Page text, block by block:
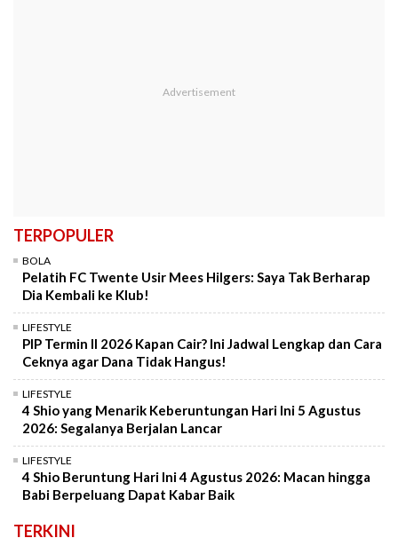
TERPOPULER
BOLA
Pelatih FC Twente Usir Mees Hilgers: Saya Tak Berharap
Dia Kembali ke Klub!
LIFESTYLE
PIP Termin II 2026 Kapan Cair? Ini Jadwal Lengkap dan Cara
Ceknya agar Dana Tidak Hangus!
LIFESTYLE
4 Shio yang Menarik Keberuntungan Hari Ini 5 Agustus
2026: Segalanya Berjalan Lancar
LIFESTYLE
4 Shio Beruntung Hari Ini 4 Agustus 2026: Macan hingga
Babi Berpeluang Dapat Kabar Baik
TERKINI